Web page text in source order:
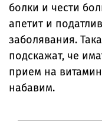
болки и чести
апетит и
заболявания.
подскажат, че
прием на
набавим.